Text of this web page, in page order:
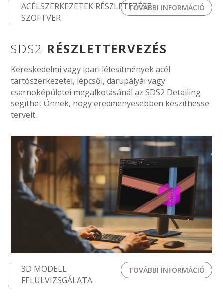
TOVÁBBI INFORMÁCIÓ
ACÉLSZERKEZETEK RÉSZLETEZÉSE
SZOFTVER
SDS2 RÉSZLETTERVEZÉS
Kereskedelmi vagy ipari létesítmények acél
tartószerkezetei, lépcsői, darupályái vagy
csarnoképületei megalkotásánál az SDS2 Detailing
segíthet Önnek, hogy eredményesebben készíthesse
terveit.
TOVÁBBI INFORMÁCIÓ
3D MODELL
FELÜLVIZSGÁLATA